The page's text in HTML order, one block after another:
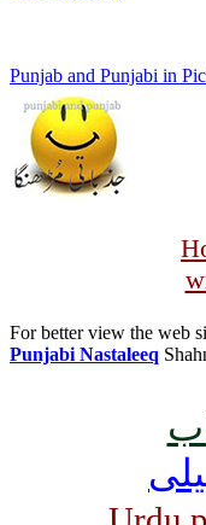
Punjab and Punjabi in
For better view the web
Punjabi Nastaleeq